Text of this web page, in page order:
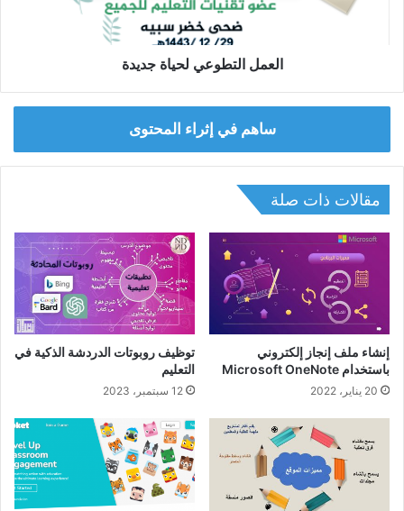
العمل التطوعي لحياة جديدة
ساهم في إثراء المحتوى
مقالات ذات صلة
إنشاء ملف إنجاز إلكتروني
باستخدام Microsoft OneNote
20 يناير، 2022
توظيف روبوتات الدردشة الذكية في
التعليم
12 سبتمبر، 2023